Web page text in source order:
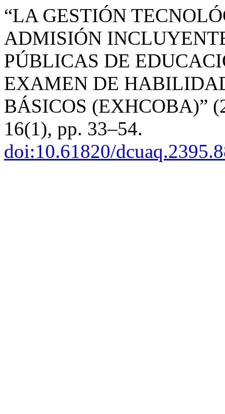
“LA GESTIÓN
ADMISIÓN
PÚBLICAS DE
EXAMEN DE
BÁSICOS (EXHCOBA)”
16(1), pp. 33–54.
doi:10.61820/